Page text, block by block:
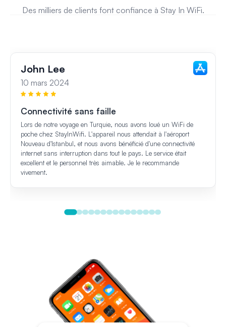
Des milliers de clients font confiance à Stay In WiFi.
John Lee
10 mars 2024
Connectivité sans faille
Lors de notre voyage en Turquie, nous avons loué un WiFi de
poche chez StayInWifi. L'appareil nous attendait à l'aéroport
Nouveau d'Istanbul, et nous avons bénéficié d'une connectivité
internet sans interruption dans tout le pays. Le service était
excellent et le personnel très aimable. Je le recommande
vivement.